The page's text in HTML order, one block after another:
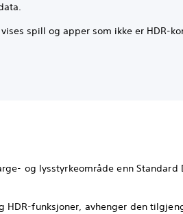
vises spill og apper som ikke er HDR-
og lysstyrkeområde enn Standard
HDR-funksjoner, avhenger den